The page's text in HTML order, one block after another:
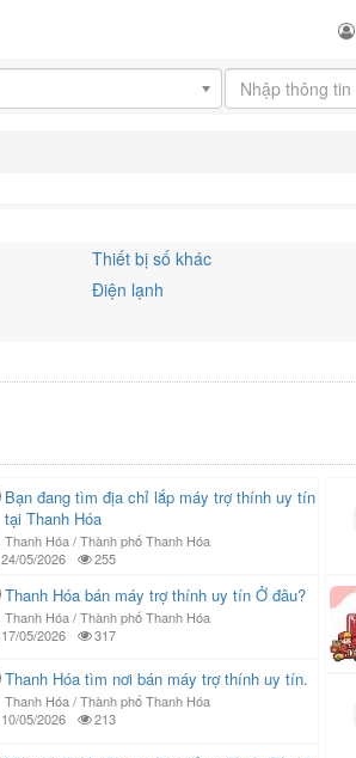
Thiết bị số khác
Điện lạnh
Bạn đang tìm địa chỉ lắp máy trợ thính uy tín
tại Thanh Hóa
Thanh Hóa / Thành phố Thanh Hóa
24/05/2026
255
Thanh Hóa bán máy trợ thính uy tín Ở đâu?
Thanh Hóa / Thành phố Thanh Hóa
17/05/2026
317
Thanh Hóa tìm nơi bán máy trợ thính uy tín.
Thanh Hóa / Thành phố Thanh Hóa
10/05/2026
213